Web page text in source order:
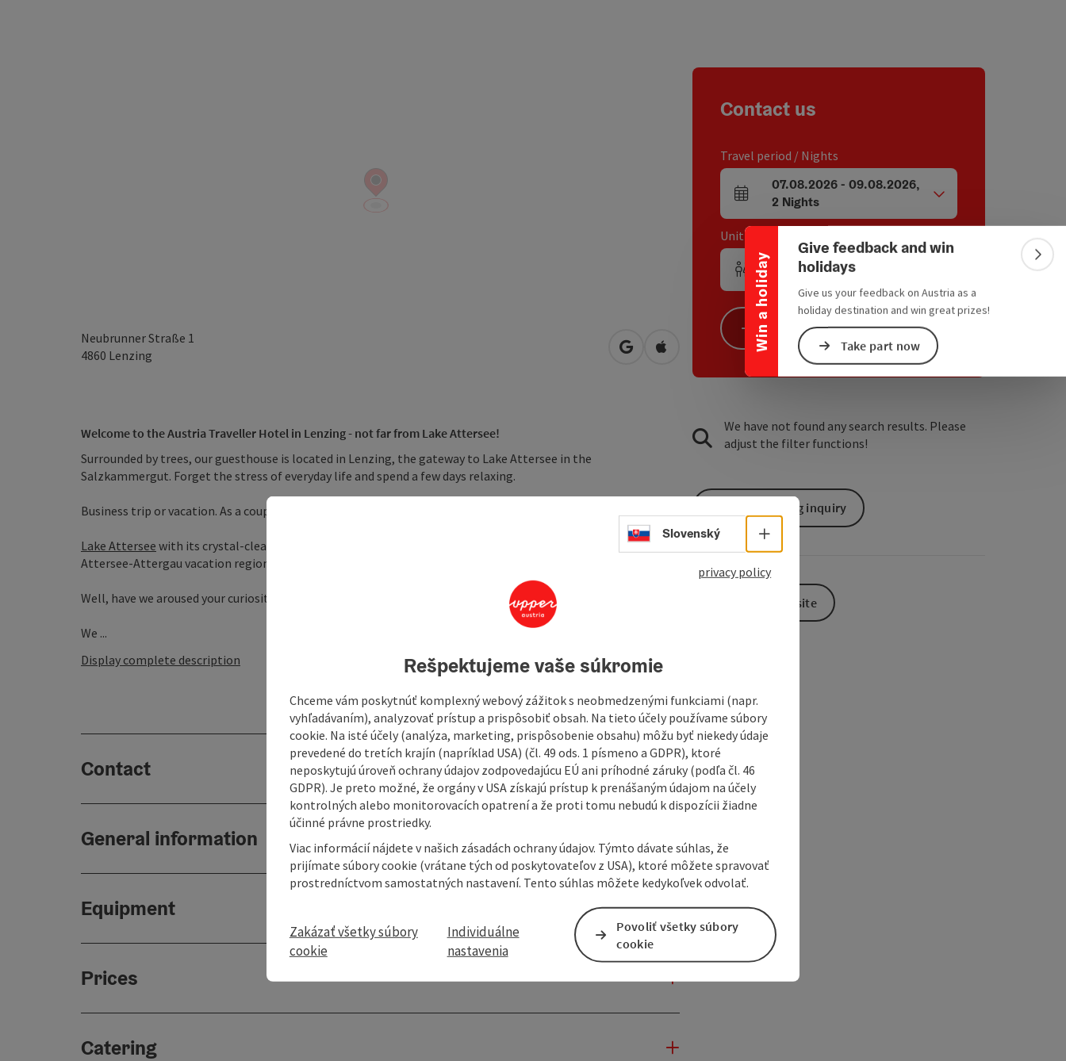
Win a holiday
Collapse banner
Give feedback and win
holidays
Give us your feedback on Austria as a
holiday destination and win great prizes!
Take part now
Neubrunner Straße 1
4860 Lenzing open in Google Maps
Open in Apple Maps
Welcome to the Austria Traveller Hotel in Lenzing - not far from Lake Attersee!
Surrounded by trees, our guesthouse is located in Lenzing, the gateway to Lake Attersee in the
Salzkammergut. Forget the stress of everyday life and spend a few days relaxing.
Business trip or vacation. As a couple or with family, our cozy single to four-bed rooms are waiting for you.
Lake Attersee with its crystal-clear drinking water is approx. 3.5 km away and the excursion destinationsin the
Attersee-Attergau vacation region or in the Salzkammergut can be reached in a short time.
Well, have we aroused your curiosity?
We ...
Display complete description
Contact
General information
Equipment
Prices
Catering
Contact us
Travel period / Nights
arrival and departure fields
07.08.2026- 09.08.2026,
2 Nights
Unit / Tour participants
Number of units and person fields
Unit,2Adults
Search
We have not found any search results. Please
adjust the filter functions!
non-binding inquiry
To the website
Select language - Open menu
Slovenský
privacy policy
Rešpektujeme vaše súkromie
Chceme vám poskytnúť komplexný webový zážitok s neobmedzenými funkciami (napr.
vyhľadávaním), analyzovať prístup a prispôsobiť obsah. Na tieto účely používame súbory
cookie. Na isté účely (analýza, marketing, prispôsobenie obsahu) môžu byť niekedy údaje
prevedené do tretích krajín (napríklad USA) (čl. 49 ods. 1 písmeno a GDPR), ktoré
neposkytujú úroveň ochrany údajov zodpovedajúcu EÚ ani príhodné záruky (podľa čl. 46
GDPR). Je preto možné, že orgány v USA získajú prístup k prenášaným údajom na účely
kontrolných alebo monitorovacích opatrení a že proti tomu nebudú k dispozícii žiadne
účinné právne prostriedky.
Viac informácií nájdete v našich zásadách ochrany údajov. Týmto dávate súhlas, že
prijímate súbory cookie (vrátane tých od poskytovateľov z USA), ktoré môžete spravovať
prostredníctvom samostatných nastavení. Tento súhlas môžete kedykoľvek odvolať.
Zakázať všetky súbory
cookie
Individuálne
nastavenia
Povoliť všetky súbory
cookie